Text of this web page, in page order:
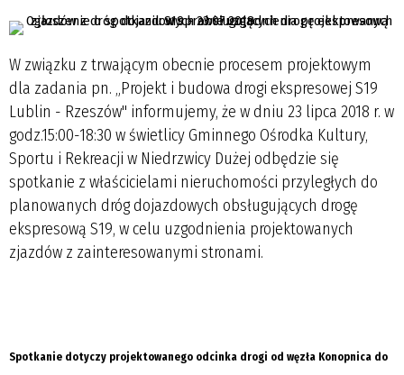
W związku z trwającym obecnie procesem projektowym
dla zadania pn. „Projekt i budowa drogi ekspresowej S19
Lublin - Rzeszów" informujemy, że w dniu 23 lipca 2018 r. w
godz.15:00-18:30 w świetlicy Gminnego Ośrodka Kultury,
Sportu i Rekreacji w Niedrzwicy Dużej odbędzie się
spotkanie z właścicielami nieruchomości przyległych do
planowanych dróg dojazdowych obsługujących drogę
ekspresową S19, w celu uzgodnienia projektowanych
zjazdów z zainteresowanymi stronami.
Spotkanie dotyczy projektowanego odcinka drogi od węzła Konopnica do